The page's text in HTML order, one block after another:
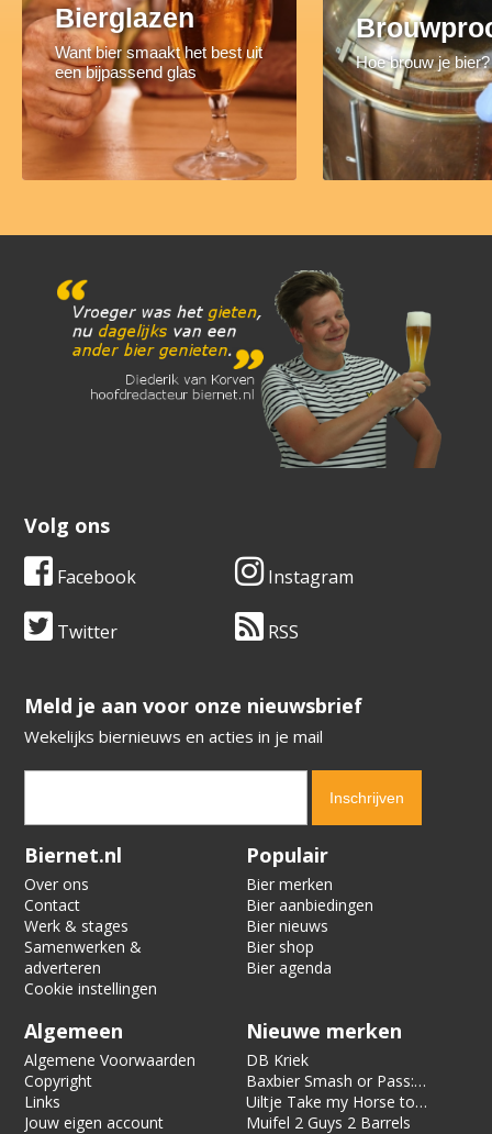
Bierglazen
Want bier smaakt het best uit
een bijpassend glas
Hoe brouw je bier?
Volg ons
Facebook Instagram
Twitter RSS
​​​​​​​Meld je aan voor onze nieuwsbrief
Wekelijks biernieuws en acties in je mail
Verification code:
Biernet.nl
Over ons
Contact
Werk & stages
Samenwerken &
adverteren
Cookie instellingen
Populair
Bier merken
Bier aanbiedingen
Bier nieuws
Bier shop
Bier agenda
Algemeen
Algemene Voorwaarden
Copyright
Links
Jouw eigen account
Nieuwe merken
DB Kriek
Baxbier Smash or Pass:
Strata
Uiltje Take my Horse to
the Hotel Room
Muifel 2 Guys 2 Barrels